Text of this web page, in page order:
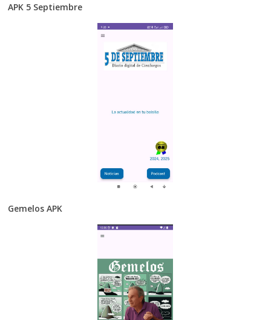
APK 5 Septiembre
Gemelos APK